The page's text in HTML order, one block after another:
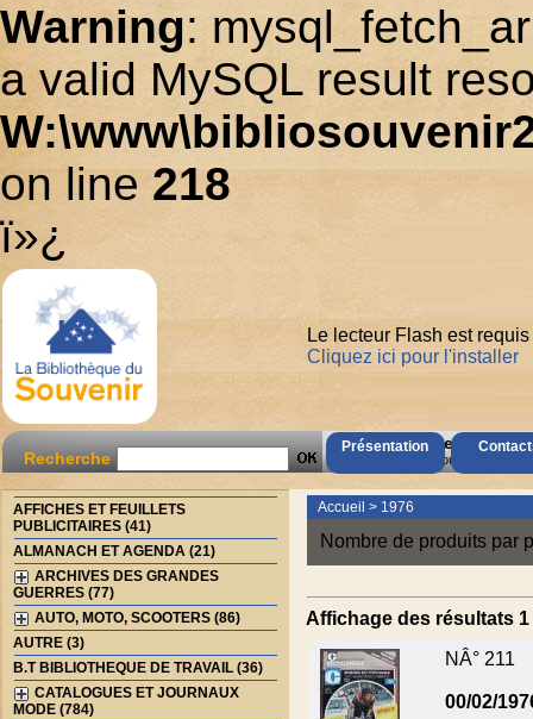
Warning:
a valid MySQL result
on line 218
ï»¿
Présentation
Le lecteur Flash est
Cliquez ici pour l'installer
Recherche
AccÃ¨s Client
Mot de passe oubliÃ© ?
AFFICHES ET FEUILLETS
PUBLICITAIRES (41)
ALMANACH ET AGENDA (21)
ARCHIVES DES GRANDES
GUERRES (77)
AUTO, MOTO, SCOOTERS (86)
AUTRE (3)
B.T BIBLIOTHEQUE DE TRAVAIL (36)
CATALOGUES ET JOURNAUX
MODE (784)
Accueil > 1976
Nombre de produits par
Affichage des résultats
NÂ° 211
00/02/